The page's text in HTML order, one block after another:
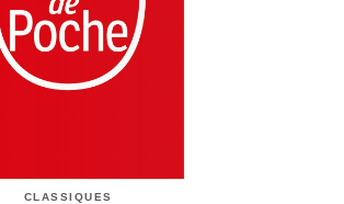
CLASSIQUES